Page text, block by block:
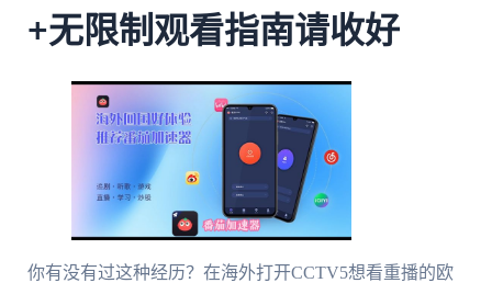
+无限制观看指南请收好
你有没有过这种经历？在海外打开CCTV5想看重播的欧